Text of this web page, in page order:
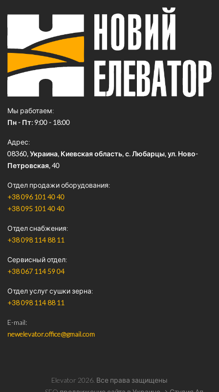
Мы работаем
Пн - Пт: 9:00 - 18:00
Адрес
08360, Украина, Киевская область, с. Любарцы, ул. Ново-
Петровская, 40
Отдел продажи оборудования
+38 096 101 40 40
+38 095 101 40 40
Отдел снабжения
+38 098 114 88 11
Сервисный отдел
+38 067 114 59 04
Отдел услуг сушки зерна
+38 098 114 88 11
E-mail
newelevator.office@gmail.com
Elevator 2026 . Все права защищены